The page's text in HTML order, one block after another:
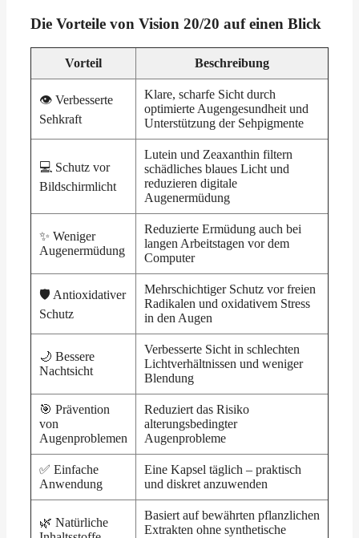
Die Vorteile von Vision 20/20 auf einen Blick
Vorteil Beschreibung
👁️ Verbesserte
Sehkraft
Klare, scharfe Sicht durch
optimierte Augengesundheit und
Unterstützung der Sehpigmente
💻 Schutz vor
Bildschirmlicht
Lutein und Zeaxanthin filtern
schädliches blaues Licht und
reduzieren digitale
Augenermüdung
✨ Weniger
Augenermüdung
Reduzierte Ermüdung auch bei
langen Arbeitstagen vor dem
Computer
🛡️ Antioxidativer
Schutz
Mehrschichtiger Schutz vor freien
Radikalen und oxidativem Stress
in den Augen
🌙 Bessere
Nachtsicht
Verbesserte Sicht in schlechten
Lichtverhältnissen und weniger
Blendung
🎯 Prävention
von
Augenproblemen
Reduziert das Risiko
alterungsbedingter
Augenprobleme
✅ Einfache
Anwendung
Eine Kapsel täglich – praktisch
und diskret anzuwenden
🌿 Natürliche
Basiert auf bewährten pflanzlichen
Extrakten ohne synthetische